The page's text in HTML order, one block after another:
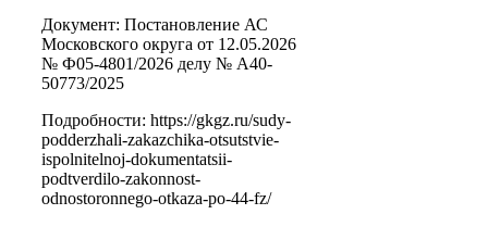
Документ: Постановление АС
Московского округа от 12.05.2026
№ Ф05-4801/2026 делу № А40-
50773/2025
Подробности: https://gkgz.ru/sudy-
podderzhali-zakazchika-otsutstvie-
ispolnitelnoj-dokumentatsii-
podtverdilo-zakonnost-
odnostoronnego-otkaza-po-44-fz/